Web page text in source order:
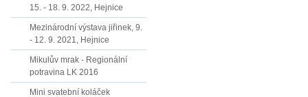
15. - 18. 9. 2022, Hejnice
Mezinárodní výstava jiřinek, 9.
- 12. 9. 2021, Hejnice
Mikulův mrak - Regionální
potravina LK 2016
Mini svatební koláček